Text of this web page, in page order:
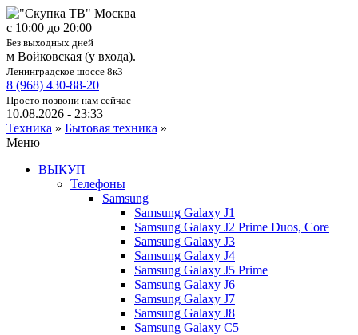
c 10:00 до 20:00
Без выходных дней
м Войковская (у входа).
Ленинградское шоссе 8к3
8 (968) 430-88-20
Просто позвони нам сейчас
10.08.2026 - 23:33
Техника » Бытовая техника »
Меню
ВЫКУП
Телефоны
Samsung
Samsung Galaxy J1
Samsung Galaxy J2 Prime Duos, Core
Samsung Galaxy J3
Samsung Galaxy J4
Samsung Galaxy J5 Prime
Samsung Galaxy J6
Samsung Galaxy J7
Samsung Galaxy J8
Samsung Galaxy C5